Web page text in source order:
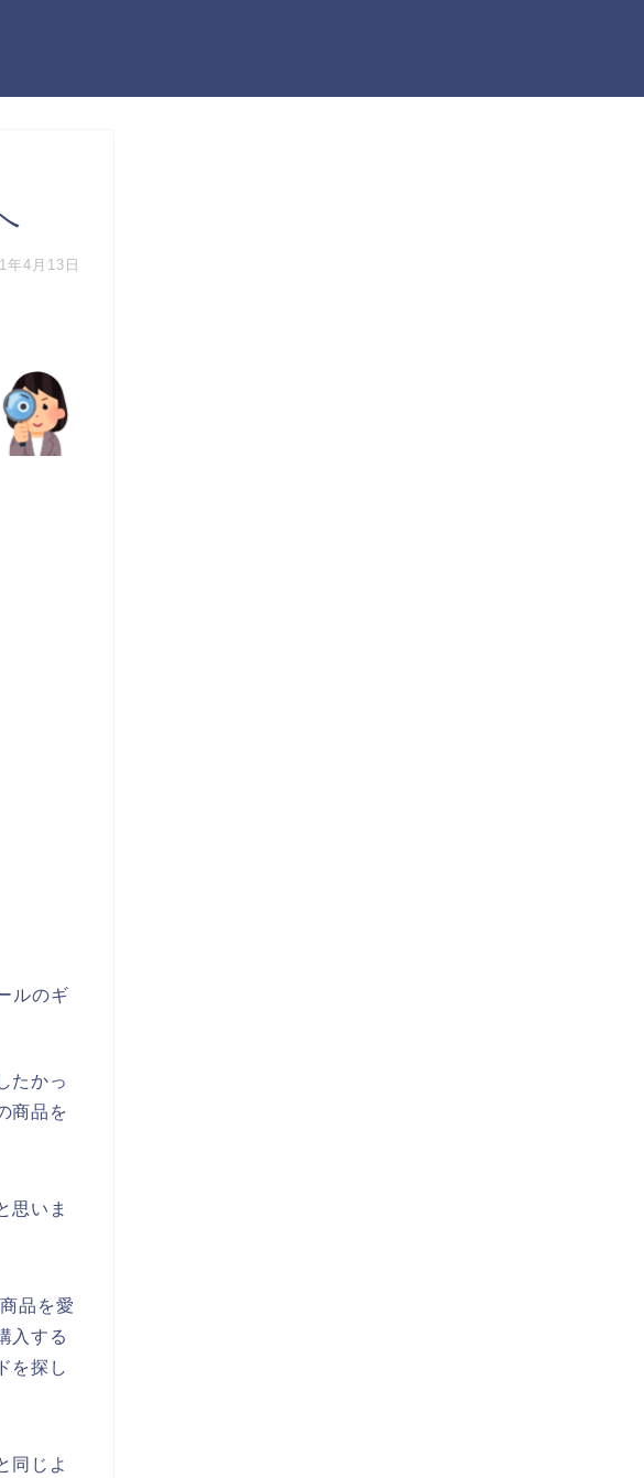
年4月13日
ルのギ
たかっ
商品を
思いま
品を愛
入する
を探し
同じよ